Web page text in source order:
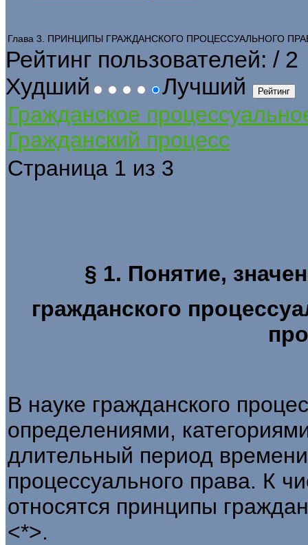
Глава 3. ПРИНЦИПЫ ГРАЖДАНСКОГО ПРОЦЕССУАЛЬНОГО
Рейтинг пользователей: / 2
Худший
Лучший
Гражданское
Гражданский процесс
Страница 1 из 3
§ 1. Понятие,
гражданского
В науке гражданского
определениями,
длительный период
процессуального права. К
относятся принципы
<*>.